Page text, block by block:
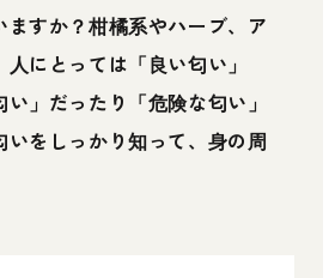
すか？柑橘系やハーブ、ア
にとっては「良い匂い」
」だったり「危険な匂い」
をしっかり知って、身の周